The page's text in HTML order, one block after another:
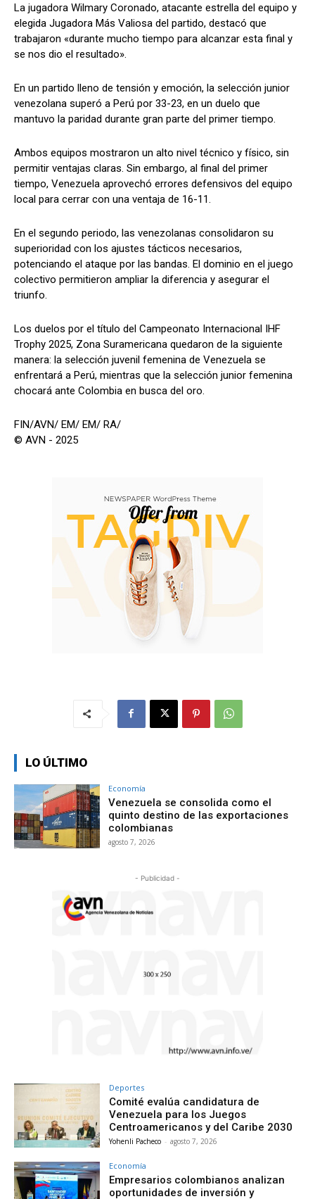
La jugadora Wilmary Coronado, atacante estrella del equipo y
elegida Jugadora Más Valiosa del partido, destacó que
trabajaron «durante mucho tiempo para alcanzar esta final y
se nos dio el resultado».
En un partido lleno de tensión y emoción, la selección junior
venezolana superó a Perú por 33-23, en un duelo que
mantuvo la paridad durante gran parte del primer tiempo.
Ambos equipos mostraron un alto nivel técnico y físico, sin
permitir ventajas claras. Sin embargo, al final del primer
tiempo, Venezuela aprovechó errores defensivos del equipo
local para cerrar con una ventaja de 16-11.
En el segundo periodo, las venezolanas consolidaron su
superioridad con los ajustes tácticos necesarios,
potenciando el ataque por las bandas. El dominio en el juego
colectivo permitieron ampliar la diferencia y asegurar el
triunfo.
Los duelos por el título del Campeonato Internacional IHF
Trophy 2025, Zona Suramericana quedaron de la siguiente
manera: la selección juvenil femenina de Venezuela se
enfrentará a Perú, mientras que la selección junior femenina
chocará ante Colombia en busca del oro.
FIN/AVN/ EM/ EM/ RA/
© AVN - 2025
LO ÚLTIMO
Economía
Venezuela se consolida como el
quinto destino de las exportaciones
colombianas
agosto 7, 2026
- Publicidad -
Deportes
Comité evalúa candidatura de
Venezuela para los Juegos
Centroamericanos y del Caribe 2030
Yohenli Pacheco - agosto 7, 2026
Economía
Empresarios colombianos analizan
oportunidades de inversión y